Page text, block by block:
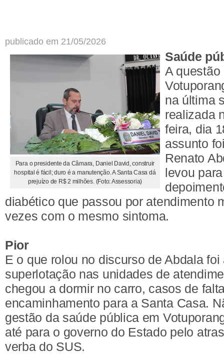
publicado em 21/05/2026
Para o presidente da Câmara, Daniel David, construir
hospital é fácil; duro é a manutenção. A Santa Casa dá
prejuízo de R$ 2 milhões. (Foto: Assessoria)
Saúde
A
na última
realizada
feira, dia
assunto
Renato
levou
diabético que passou por atendimento
vezes com o mesmo sintoma.
Pior
E o que rolou no discurso de Abdala
superlotação nas unidades de
chegou a dormir no carro, casos de
encaminhamento para a Santa Casa.
gestão da saúde pública em
até para o governo do Estado pelo
verba do SUS.